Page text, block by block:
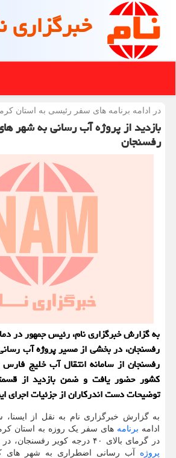
خبرگزاری
در ادامه برنامه های سفر رئیسی به استان
بازدید از پروژه آب رسانی به شهر
رفسنجان
رفسنجان، در بخشی از مسیر پروژه آب
رفسنجان از سامانه انتقال آب خلیج
کشور حضور یافت و ضمن بازدید از
توضیحات دست اندرکاران از جزئیات اجرای
به گزارش خبرگزاری نام به نقل از ایسنا،
ادامه برنامه های سفر یک روزه به استان
در گرمای بالای ۴۰ درجه کویر رفسنجان، در بخشی از محل اجرای
پروژه آب رسانی اضطراری به شهر های